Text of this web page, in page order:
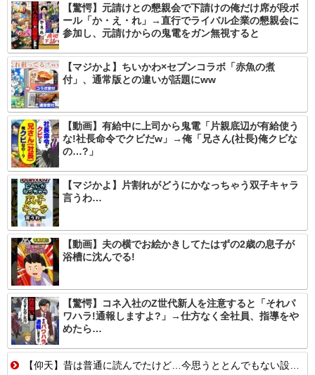
【驚愕】元請けとの懇親会で下請けの俺だけ席が段ボ
ール「か・え・れ」→直行でライバル企業の懇親会に
参加し、元請けからの鬼電をガン無視すると
【マジかよ】ちいかわ×セブンコラボ「赤魚の煮
付」、通常版との違いが話題にww
【動画】有給中に上司から鬼電「片親底辺が有給使う
な!社長命令でクビだw」→俺「兄さん(社長)俺クビな
の…?」
【マジかよ】片割れがどうにかなっちゃう双子キャラ
言うわ…
【動画】夫の横でお絵かきしてたはずの2歳の息子が
浴槽に沈んでる!
【驚愕】コネ入社のZ世代新人を注意すると「それパ
ワハラ!通報しますよ?」→仕方なく全社員、指導をや
めたら…
【仰天】昔は普通に読んでたけど…今思うととんでもない設定の少女漫画